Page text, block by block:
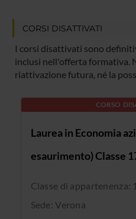
CORSI DISATTIVATI
I corsi disattivati sono
inclusi nell'offerta formativa.
riattivazione futura, né la
CORSO
Laurea in Economia
esaurimento) Classe
Classe di appartenenza:
Sede: Verona